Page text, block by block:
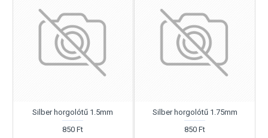
Silber horgolótű 1.5mm
850 Ft
Silber horgolótű 1.75mm
850 Ft